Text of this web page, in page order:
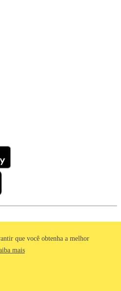
que você obtenha a melhor
mais
CNPJ 55.744.877/0001-89 - Rua
- São Paulo/SP - Brasil